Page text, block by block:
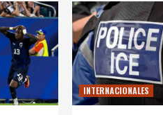
INTERNACIONALES